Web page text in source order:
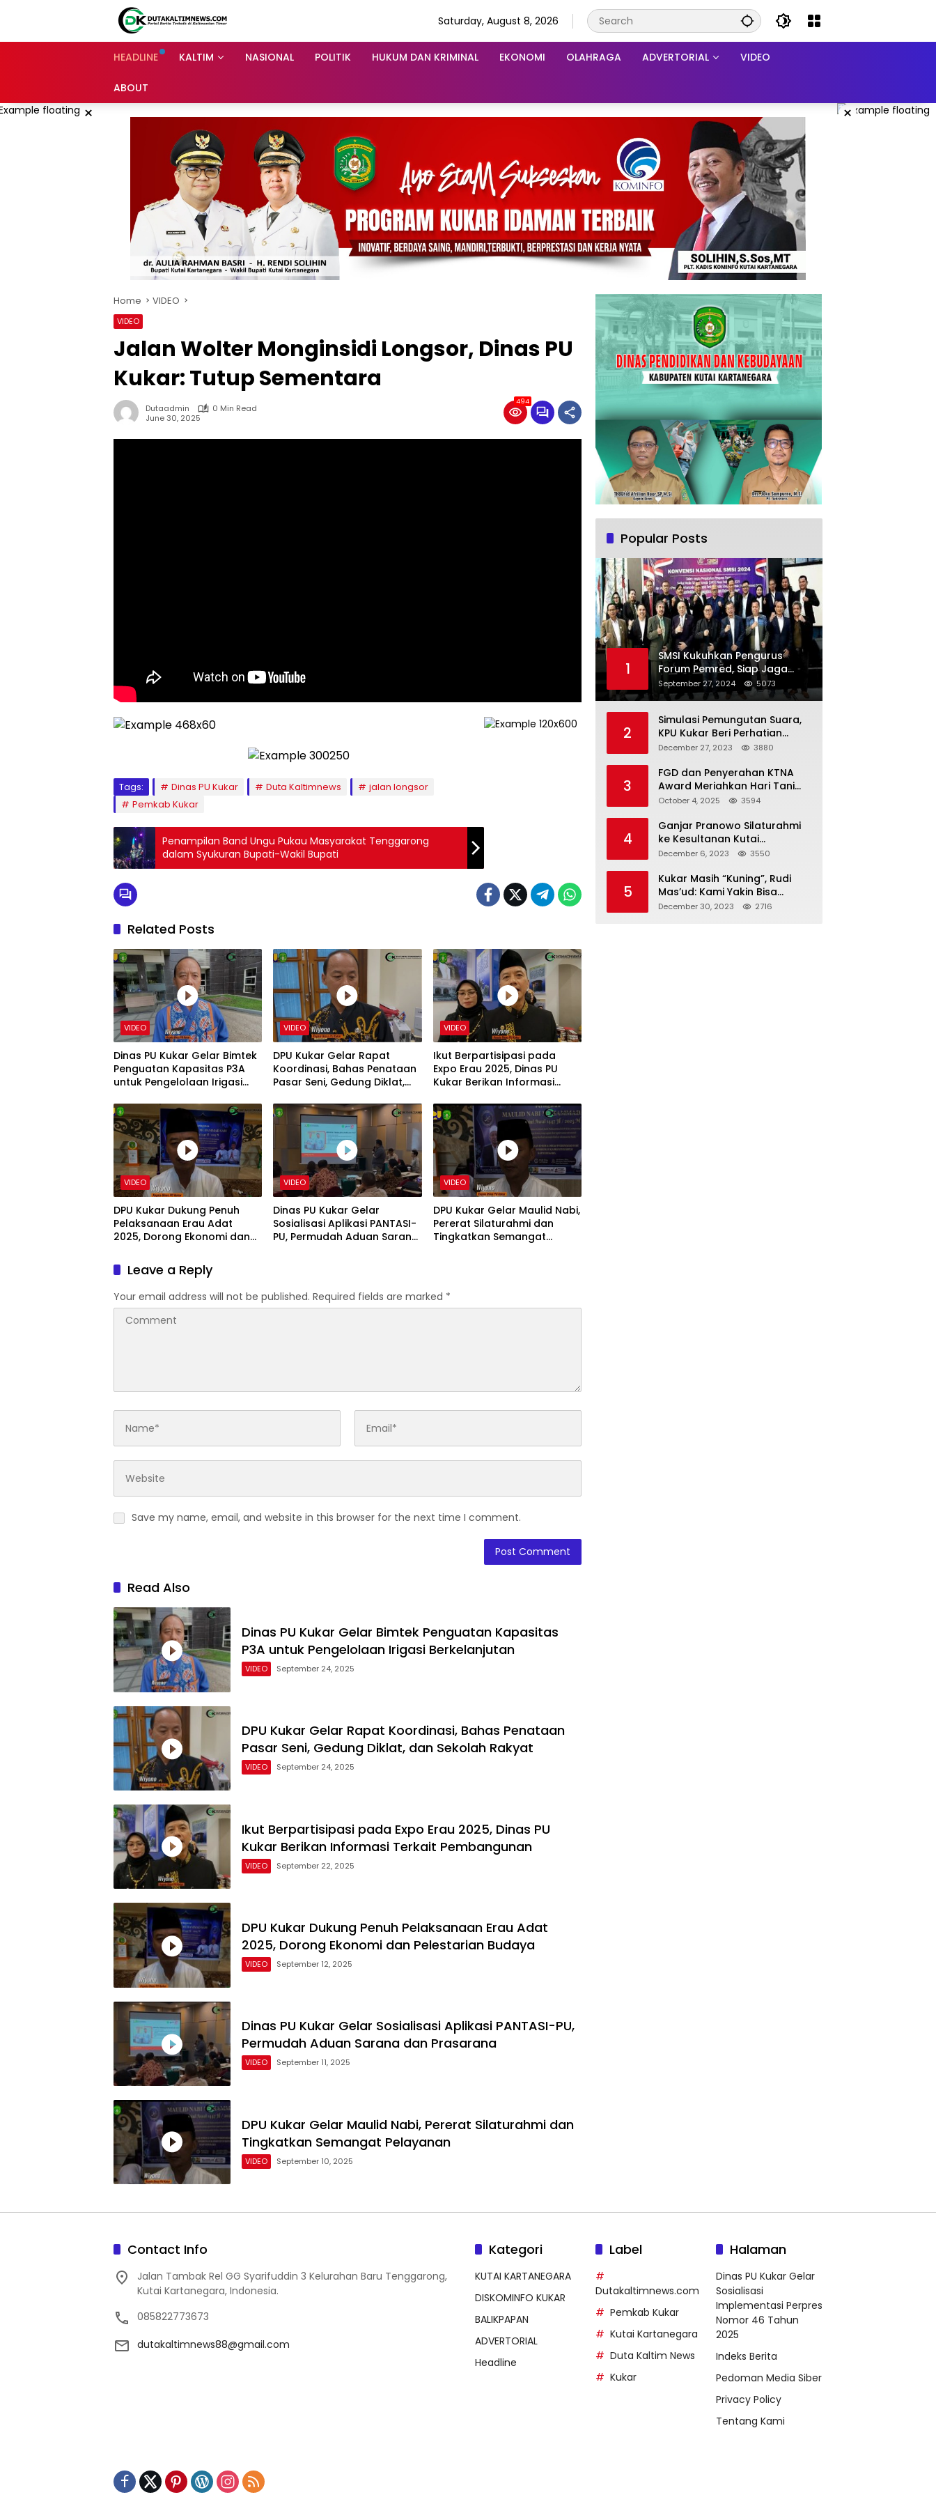
Saturday, August 8, 2026
HEADLINE KALTIM NASIONAL POLITIK HUKUM DAN KRIMINAL EKONOMI OLAHRAGA ADVERTORIAL VIDEO
ABOUT
× ×
Home VIDEO
VIDEO
Jalan Wolter Monginsidi Longsor, Dinas PU
Kukar: Tutup Sementara
Dutaadmin
0 Min Read
June 30, 2025
494
Tags: Dinas PU Kukar Duta Kaltimnews
jalan longsor
Pemkab Kukar
Penampilan Band Ungu Pukau Masyarakat Tenggarong
dalam Syukuran Bupati-Wakil Bupati
Related Posts
VIDEO
Dinas PU Kukar Gelar Bimtek
Penguatan Kapasitas P3A
untuk Pengelolaan Irigasi
VIDEO
DPU Kukar Gelar Rapat
Koordinasi, Bahas Penataan
Pasar Seni, Gedung Diklat,
VIDEO
Ikut Berpartisipasi pada
Expo Erau 2025, Dinas PU
Kukar Berikan Informasi
VIDEO
DPU Kukar Dukung Penuh
Pelaksanaan Erau Adat
2025, Dorong Ekonomi dan
VIDEO
Dinas PU Kukar Gelar
Sosialisasi Aplikasi PANTASI-
PU, Permudah Aduan Sarana
VIDEO
DPU Kukar Gelar Maulid Nabi,
Pererat Silaturahmi dan
Tingkatkan Semangat
Leave a Reply
Your email address will not be published. Required fields are marked *
Save my name, email, and website in this browser for the next time I comment.
Read Also
Dinas PU Kukar Gelar Bimtek Penguatan Kapasitas
P3A untuk Pengelolaan Irigasi Berkelanjutan
VIDEO September 24, 2025
DPU Kukar Gelar Rapat Koordinasi, Bahas Penataan
Pasar Seni, Gedung Diklat, dan Sekolah Rakyat
VIDEO September 24, 2025
Ikut Berpartisipasi pada Expo Erau 2025, Dinas PU
Kukar Berikan Informasi Terkait Pembangunan
VIDEO September 22, 2025
DPU Kukar Dukung Penuh Pelaksanaan Erau Adat
2025, Dorong Ekonomi dan Pelestarian Budaya
VIDEO September 12, 2025
Dinas PU Kukar Gelar Sosialisasi Aplikasi PANTASI-PU,
Permudah Aduan Sarana dan Prasarana
VIDEO September 11, 2025
DPU Kukar Gelar Maulid Nabi, Pererat Silaturahmi dan
Tingkatkan Semangat Pelayanan
VIDEO September 10, 2025
Popular Posts
1
SMSI Kukuhkan Pengurus
Forum Pemred, Siap Jaga
Kualitas Media Daring di
Indonesia
September 27, 2024 5073
2
Simulasi Pemungutan Suara,
KPU Kukar Beri Perhatian
Penyandang Disabilitas
December 27, 2023 3880
3
FGD dan Penyerahan KTNA
Award Meriahkan Hari Tani
Nasional di Kukar
October 4, 2025 3594
4
Ganjar Pranowo Silaturahmi
ke Kesultanan Kutai
Kartanegara
December 6, 2023 3550
5
Kukar Masih “Kuning”, Rudi
Mas’ud: Kami Yakin Bisa
Menang di Pemilu 2024
December 30, 2023 2716
Contact Info
Jalan Tambak Rel GG Syarifuddin 3 Kelurahan Baru Tenggarong,
Kutai Kartanegara, Indonesia.
085822773673
dutakaltimnews88@gmail.com
Kategori
KUTAI KARTANEGARA
DISKOMINFO KUKAR
BALIKPAPAN
ADVERTORIAL
Headline
Label
Dutakaltimnews.com
Pemkab Kukar
Kutai Kartanegara
Duta Kaltim News
Kukar
Halaman
Dinas PU Kukar Gelar
Sosialisasi
Implementasi Perpres
Nomor 46 Tahun
2025
Indeks Berita
Pedoman Media Siber
Privacy Policy
Tentang Kami